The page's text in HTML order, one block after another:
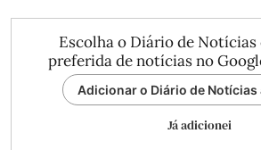
Escolha o Diário de
preferida de notícias no
Adicionar o Diário de Notícias
Já adicionei